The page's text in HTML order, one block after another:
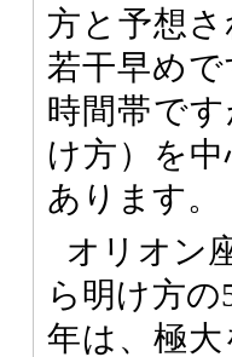
方と予想
若干早め
時間帯で
け方）を
あります。
オリオン
ら明け方
年は、極